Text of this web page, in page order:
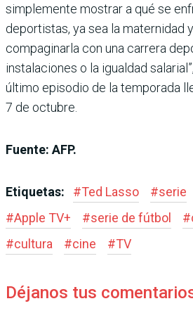
simplemente mostrar a qué se
deportistas, ya sea la maternidad
compaginarla con una carrera
instalaciones o la igualdad
último episodio de la temporada
7 de octubre.
Fuente: AFP.
Etiquetas: #Ted Lasso #serie
#Apple TV+ #serie de fútbol #
#cultura #cine #TV
Déjanos tus